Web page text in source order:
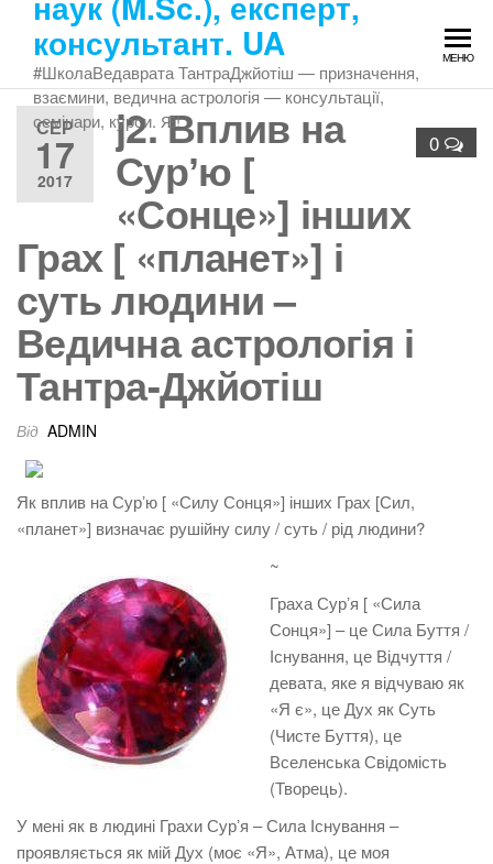
Перейти
змістуконсультант. UA
#ШколаВедаврата ТантраДжйотіш — призначення,
взаємини, ведична астрологія — консультації,
семінари, курси. Ԙ!
МЕНЮ
СЕР
17
2017
0
j2. Вплив на
Сурʼю [
«Сонце»] інших
Грах [ «планет»] і
суть людини –
Ведична астрологія і
Тантра-Джйотіш
Від ADMIN
Як вплив на Сурʼю [ «Силу Сонця»] інших Грах [Сил,
«планет»] визначає рушійну силу / суть / рід людини?
~
Граха Сурʼя [ «Сила
Сонця»] – це Сила Буття /
Існування, це Відчуття /
девата, яке я відчуваю як
«Я є», це Дух як Суть
(Чисте Буття), це
Вселенська Свідомість
(Творець).
У мені як в людині Грахи Сурʼя – Сила Існування –
проявляється як мій Дух (моє «Я», Атма), це моя